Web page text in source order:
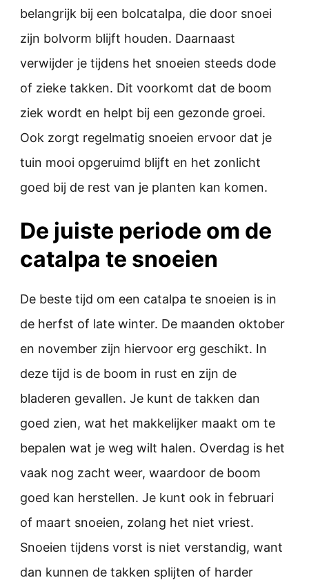
belangrijk bij een bolcatalpa, die door snoei
zijn bolvorm blijft houden. Daarnaast
verwijder je tijdens het snoeien steeds dode
of zieke takken. Dit voorkomt dat de boom
ziek wordt en helpt bij een gezonde groei.
Ook zorgt regelmatig snoeien ervoor dat je
tuin mooi opgeruimd blijft en het zonlicht
goed bij de rest van je planten kan komen.
De juiste periode om de
catalpa te snoeien
De beste tijd om een catalpa te snoeien is in
de herfst of late winter. De maanden oktober
en november zijn hiervoor erg geschikt. In
deze tijd is de boom in rust en zijn de
bladeren gevallen. Je kunt de takken dan
goed zien, wat het makkelijker maakt om te
bepalen wat je weg wilt halen. Overdag is het
vaak nog zacht weer, waardoor de boom
goed kan herstellen. Je kunt ook in februari
of maart snoeien, zolang het niet vriest.
Snoeien tijdens vorst is niet verstandig, want
dan kunnen de takken splijten of harder